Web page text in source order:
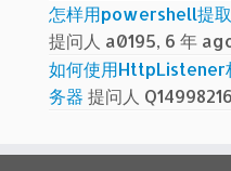
怎样用powershell提
提问人 a0195, 6 年
如何使用HttpListener
务器 提问人